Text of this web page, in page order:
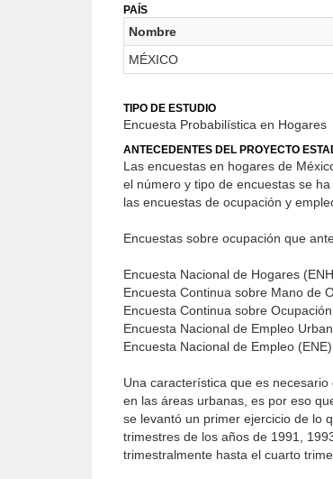
PAÍS
Nombre
MÉXICO
TIPO DE ESTUDIO
Encuesta Probabilística en Hogares
ANTECEDENTES DEL PROYECTO
Las encuestas en hogares de
el número y tipo de encuestas se
las encuestas de ocupación y
Encuestas sobre ocupación que
Encuesta Nacional de Hogares
Encuesta Continua sobre Mano de
Encuesta Continua sobre
Encuesta Nacional de Empleo
Encuesta Nacional de Empleo
Una característica que es
en las áreas urbanas, es por eso
se levantó un primer ejercicio de lo
trimestres de los años de 1991,
trimestralmente hasta el cuarto